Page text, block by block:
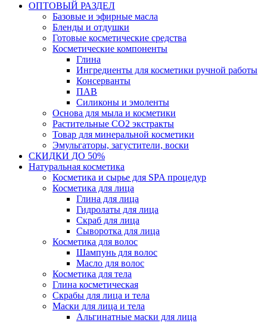
ОПТОВЫЙ РАЗДЕЛ
Базовые и эфирные масла
Бленды и отдушки
Готовые косметические средства
Косметические компоненты
Глина
Ингредиенты для косметики ручной работы
Консерванты
ПАВ
Силиконы и эмоленты
Основа для мыла и косметики
Растительные СО2 экстракты
Товар для минеральной косметики
Эмульгаторы, загустители, воски
СКИДКИ ДО 50%
Натуральная косметика
Косметика и сырье для SPA процедур
Косметика для лица
Глина для лица
Гидролаты для лица
Скраб для лица
Сыворотка для лица
Косметика для волос
Шампунь для волос
Масло для волос
Косметика для тела
Глина косметическая
Скрабы для лица и тела
Маски для лица и тела
Альгинатные маски для лица